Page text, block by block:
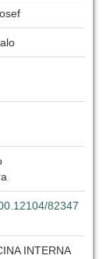
82347
INTERNA